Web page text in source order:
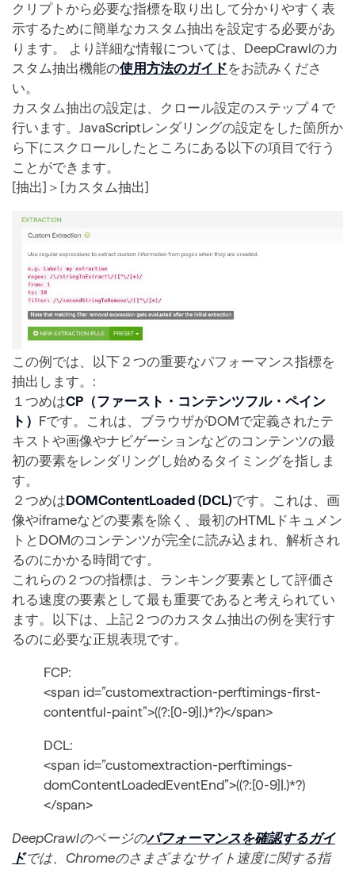
クリプトから必要な指標を取り出して分かりやすく表
示するために簡単なカスタム抽出を設定する必要があ
ります。 より詳細な情報については、DeepCrawlのカ
スタム抽出機能の使用方法のガイドをお読みくださ
い。
カスタム抽出の設定は、クロール設定のステップ４で
行います。JavaScriptレンダリングの設定をした箇所か
ら下にスクロールしたところにある以下の項目で行う
ことができます。
[抽出]＞[カスタム抽出]
この例では、以下２つの重要なパフォーマンス指標を
抽出します。:
１つめはCP（ファースト・コンテンツフル・ペイン
ト） Fです。これは、ブラウザがDOMで定義されたテ
キストや画像やナビゲーションなどのコンテンツの最
初の要素をレンダリングし始めるタイミングを指しま
す。
２つめはDOMContentLoaded (DCL)です。これは、画
像やiframeなどの要素を除く、最初のHTMLドキュメン
トとDOMのコンテンツが完全に読み込まれ、解析され
るのにかかる時間です。
これらの２つの指標は、ランキング要素として評価さ
れる速度の要素として最も重要であると考えられてい
ます。以下は、上記２つのカスタム抽出の例を実行す
るのに必要な正規表現です。
FCP:
<span id=”customextraction-perftimings-first-
contentful-paint”>((?:[0-9]|.)*?)</span>
DCL:
<span id=”customextraction-perftimings-
domContentLoadedEventEnd”>((?:[0-9]|.)*?)
</span>
DeepCrawlのページのパフォーマンスを確認するガイ
ドでは、Chromeのさまざまなサイト速度に関する指